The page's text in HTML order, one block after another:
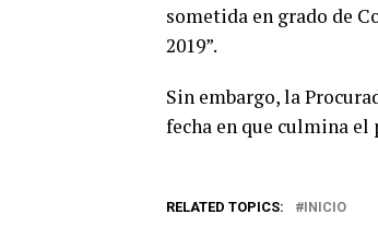
sometida en grado de
2019”.
Sin embargo, la
fecha en que culmina
RELATED TOPICS: INICIO